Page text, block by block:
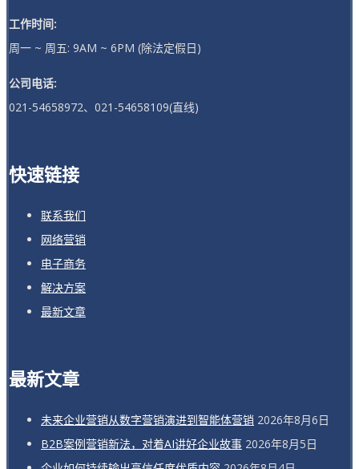
工作时间:
周一 ~ 周五: 9AM ~ 6PM (除法定假日)
公司电话:
021-54658972、021-54658109(直线)
快速链接
联系我们
网络营销
电子商务
解决方案
最新文章
最新文章
未来企业营销从数字营销演进到智能体营销 2026年8月6日
B2B案例营销新法，对着AI讲好企业故事 2026年8月5日